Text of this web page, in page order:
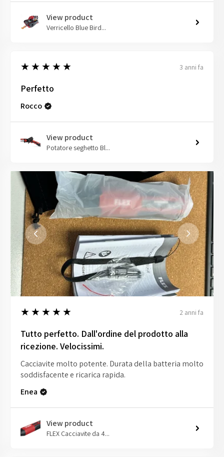
View product
Verricello Blue Bird...
5
★★★★★ 3 anni fa
Perfetto
Rocco
View product
Potatore seghetto Bl...
5
★★★★★ 2 anni fa
Tutto perfetto. Dall'ordine del prodotto alla
ricezione. Velocissimi.
Cacciavite molto potente. Durata della batteria molto
soddisfacente e ricarica rapida.
Enea
View product
FLEX Cacciavite da 4...